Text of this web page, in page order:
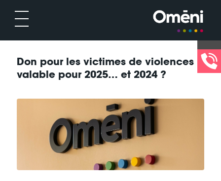
Don pour les victimes de violences :
valable pour 2025… et 2024 ?